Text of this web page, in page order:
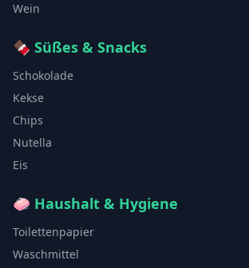
Wein
🍫 Süßes & Snacks
Schokolade
Kekse
Chips
Nutella
Eis
🧼 Haushalt & Hygiene
Toilettenpapier
Waschmittel